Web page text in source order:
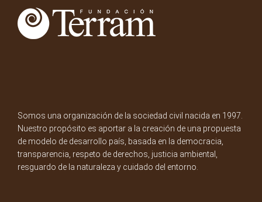
Somos una organización de la sociedad civil nacida en 1997.
Nuestro propósito es aportar a la creación de una propuesta
de modelo de desarrollo país, basada en la democracia,
transparencia, respeto de derechos, justicia ambiental,
resguardo de la naturaleza y cuidado del entorno.